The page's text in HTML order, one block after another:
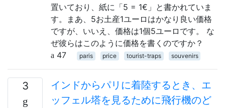
置いており、紙に「5 = 1€」と書かれていま
す。まあ、5お土産1ユーロはかなり良い価格
ですが、いいえ、価格は1個5ユーロです。 な
ぜ彼らはこのように価格を書くのですか？
47
paris price tourist-traps souvenirs
3
インドからパリに着陸するとき、エ
ッフェル塔を見るために飛行機のど